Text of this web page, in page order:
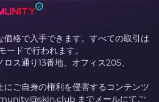
価格で入手できます。すべての取引は
ドで行われます。
ス通り13番地、オフィス205、
にご自身の権利を侵害するコンテンツ
までメールにてご